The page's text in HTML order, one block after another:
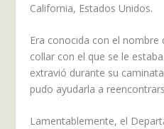
California, Estados Unidos.
Era conocida con el nombre
collar con el que se le
extravió durante su
pudo ayudarla a
Lamentablemente, el